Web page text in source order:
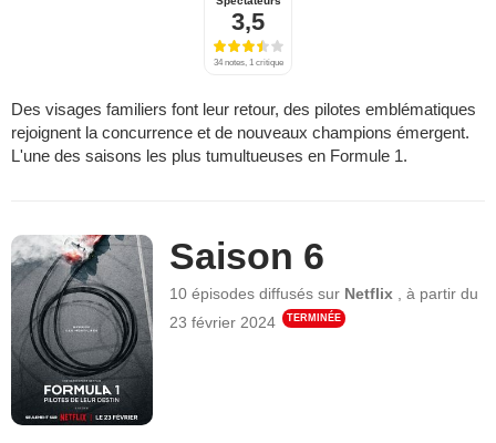
3,5
34 notes, 1 critique
Des visages familiers font leur retour, des pilotes emblématiques
rejoignent la concurrence et de nouveaux champions émergent.
L'une des saisons les plus tumultueuses en Formule 1.
Saison 6
10 épisodes diffusés sur Netflix ,à partir du
23 février 2024
TERMINÉE